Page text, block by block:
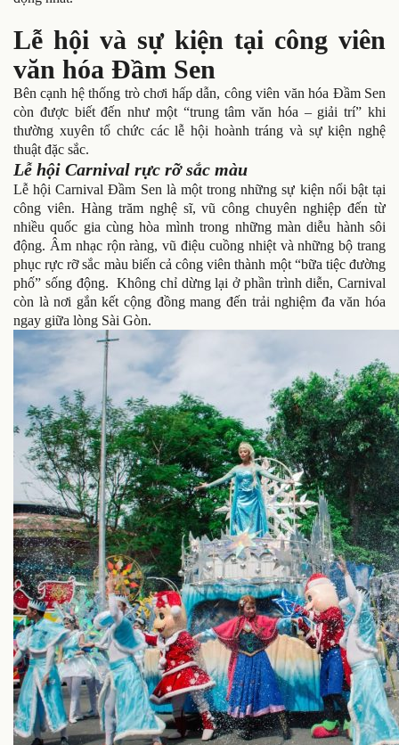
Lễ hội và sự kiện tại công viên
văn hóa Đầm Sen
Bên cạnh hệ thống trò chơi hấp dẫn, công viên văn hóa Đầm Sen
còn được biết đến như một “trung tâm văn hóa – giải trí” khi
thường xuyên tổ chức các lễ hội hoành tráng và sự kiện nghệ
thuật đặc sắc.
Lễ hội Carnival rực rỡ sắc màu
Lễ hội Carnival Đầm Sen là một trong những sự kiện nổi bật tại
công viên. Hàng trăm nghệ sĩ, vũ công chuyên nghiệp đến từ
nhiều quốc gia cùng hòa mình trong những màn diễu hành sôi
động. Âm nhạc rộn ràng, vũ điệu cuồng nhiệt và những bộ trang
phục rực rỡ sắc màu biến cả công viên thành một “bữa tiệc đường
phố” sống động. Không chỉ dừng lại ở phần trình diễn, Carnival
còn là nơi gắn kết cộng đồng mang đến trải nghiệm đa văn hóa
ngay giữa lòng Sài Gòn.